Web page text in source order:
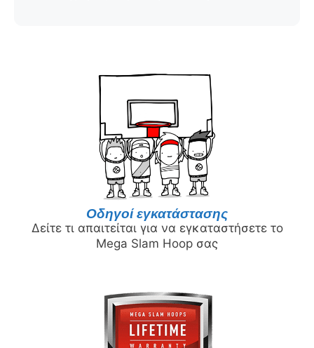
Οδηγοί εγκατάστασης
Δείτε τι απαιτείται για να εγκαταστήσετε το
Mega Slam Hoop σας